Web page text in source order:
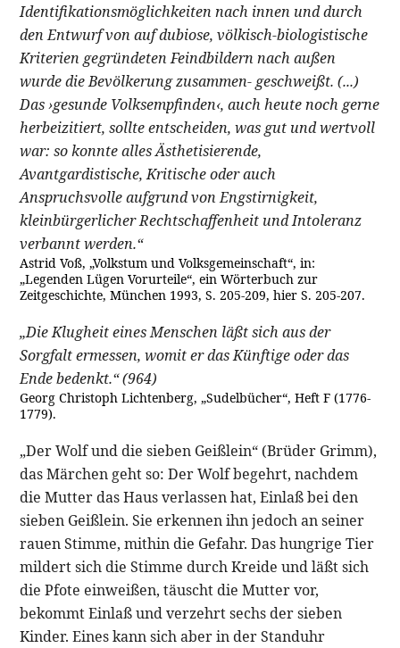
Identifikationsmöglichkeiten nach innen und durch
den Entwurf von auf dubiose, völkisch-biologistische
Kriterien gegründeten Feindbildern nach außen
wurde die Bevölkerung zusammen- geschweißt. (...)
Das ›gesunde Volksempfinden‹, auch heute noch gerne
herbeizitiert, sollte entscheiden, was gut und wertvoll
war: so konnte alles Ästhetisierende,
Avantgardistische, Kritische oder auch
Anspruchsvolle aufgrund von Engstirnigkeit,
kleinbürgerlicher Rechtschaffenheit und Intoleranz
verbannt werden.“
Astrid Voß, „Volkstum und Volksgemeinschaft“, in:
„Legenden Lügen Vorurteile“, ein Wörterbuch zur
Zeitgeschichte, München 1993, S. 205-209, hier S. 205-207.
„Die Klugheit eines Menschen läßt sich aus der
Sorgfalt ermessen, womit er das Künftige oder das
Ende bedenkt.“ (964)
Georg Christoph Lichtenberg, „Sudelbücher“, Heft F (1776-
1779).
„Der Wolf und die sieben Geißlein“ (Brüder Grimm),
das Märchen geht so: Der Wolf begehrt, nachdem
die Mutter das Haus verlassen hat, Einlaß bei den
sieben Geißlein. Sie erkennen ihn jedoch an seiner
rauen Stimme, mithin die Gefahr. Das hungrige Tier
mildert sich die Stimme durch Kreide und läßt sich
die Pfote einweißen, täuscht die Mutter vor,
bekommt Einlaß und verzehrt sechs der sieben
Kinder. Eines kann sich aber in der Standuhr